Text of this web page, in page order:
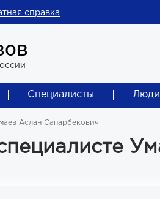
справка
Специалисты Люди
Аслан Сапарбекович